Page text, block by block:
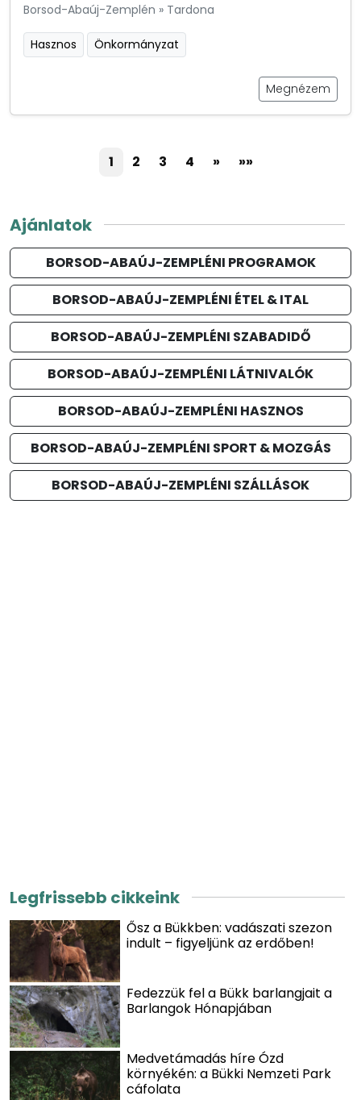
Borsod-Abaúj-Zemplén » Tardona
Hasznos Önkormányzat
Megnézem
1 2 3 4 » »»
Ajánlatok
BORSOD-ABAÚJ-ZEMPLÉNI PROGRAMOK
BORSOD-ABAÚJ-ZEMPLÉNI ÉTEL & ITAL
BORSOD-ABAÚJ-ZEMPLÉNI SZABADIDŐ
BORSOD-ABAÚJ-ZEMPLÉNI LÁTNIVALÓK
BORSOD-ABAÚJ-ZEMPLÉNI HASZNOS
BORSOD-ABAÚJ-ZEMPLÉNI SPORT & MOZGÁS
BORSOD-ABAÚJ-ZEMPLÉNI SZÁLLÁSOK
Legfrissebb cikkeink
Ősz a Bükkben: vadászati szezon
indult – figyeljünk az erdőben!
Fedezzük fel a Bükk barlangjait a
Barlangok Hónapjában
Medvetámadás híre Ózd
környékén: a Bükki Nemzeti Park
cáfolata